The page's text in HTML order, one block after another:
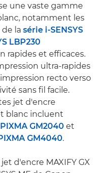
une vaste gamme
notamment les
la série i-SENSYS
LBP230
rapides et efficaces.
ultra-rapides
recto verso
sans fil facile.
jet d'encre
blanc incluent
PIXMA GM2040 et
GM4040.
d'encre MAXIFY GX